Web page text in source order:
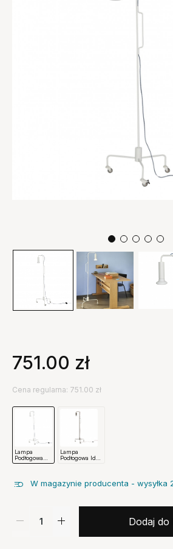
751.00 zł
Cena regularna: 751.00 zł
Lampa
Podłogowa
Ido
Lampa
Podłogowa Ido
W magazynie producenta - wysyłka
Dodaj